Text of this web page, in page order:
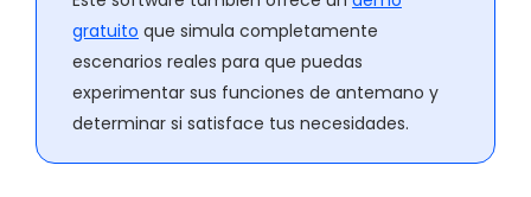
gratuito que simula completamente
escenarios reales para que puedas
experimentar sus funciones de antemano y
determinar si satisface tus necesidades.